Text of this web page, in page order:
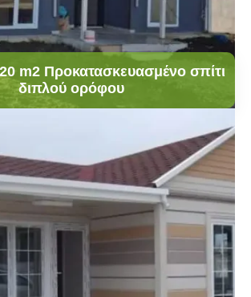
m2 Προκατασκευασμένο σπίτι
διπλού ορόφου